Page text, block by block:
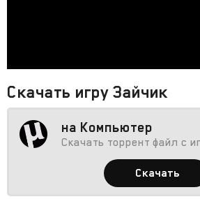
Скачать игру Зайчик
на Компьютер
Скачать торрент файл с
Скачать